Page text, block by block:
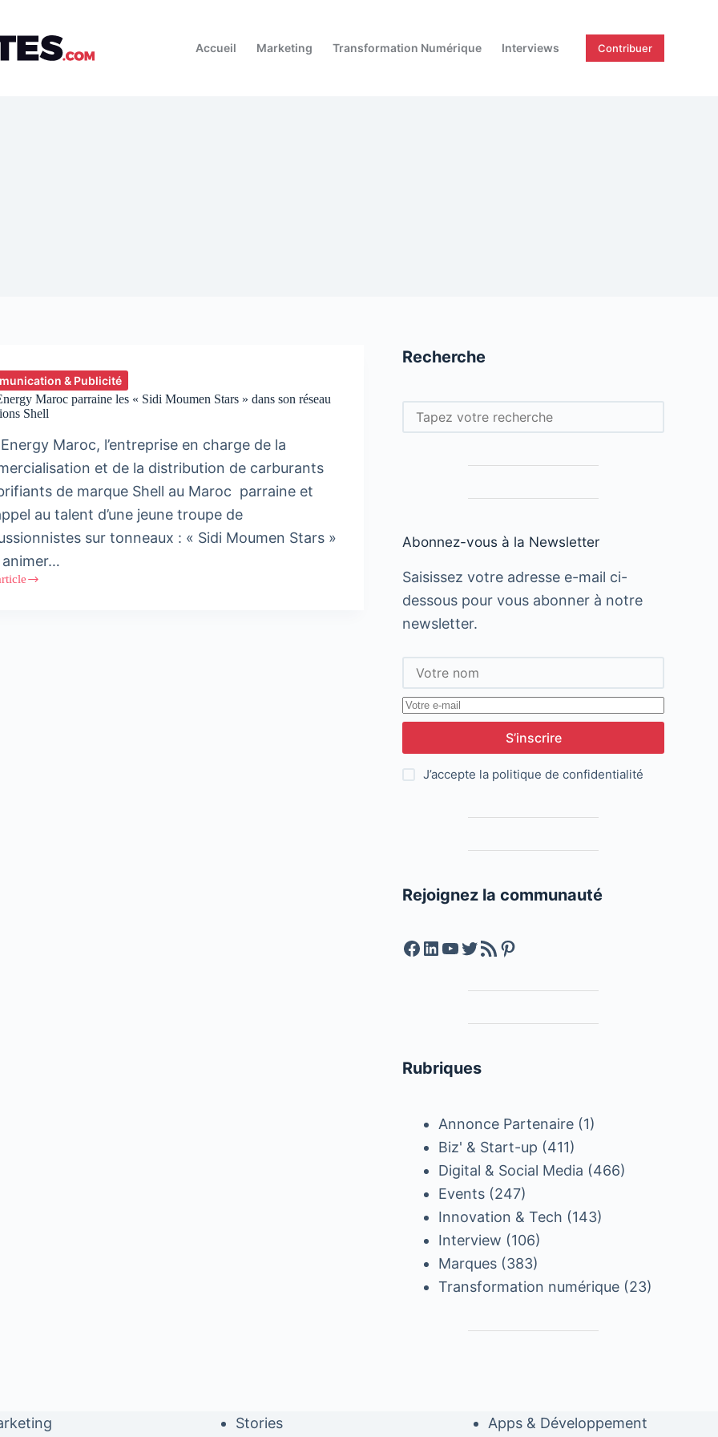
Accueil
Marketing Transformation Numérique Interviews Contribuer
& Publicité
Maroc parraine les « Sidi Moumen Stars » dans son réseau
Shell
Maroc, l’entreprise en charge de la
et de la distribution de carburants
de marque Shell au Maroc parraine et
au talent d’une jeune troupe de
sur tonneaux : « Sidi Moumen Stars »
Recherche
Rechercher
Abonnez-vous à la Newsletter
Saisissez votre adresse e-mail ci-
dessous pour vous abonner à notre
newsletter.
S’inscrire
J’accepte la politique de confidentialité
Rejoignez la communauté
Facebook
LinkedIn
YouTube
Twitter
Feed RSSPinterest
Rubriques
Annonce Partenaire (1)
Biz' & Start-up (411)
Digital & Social Media (466)
Events (247)
Innovation & Tech (143)
Interview (106)
Marques (383)
Transformation numérique (23)
Stories Apps & Développement